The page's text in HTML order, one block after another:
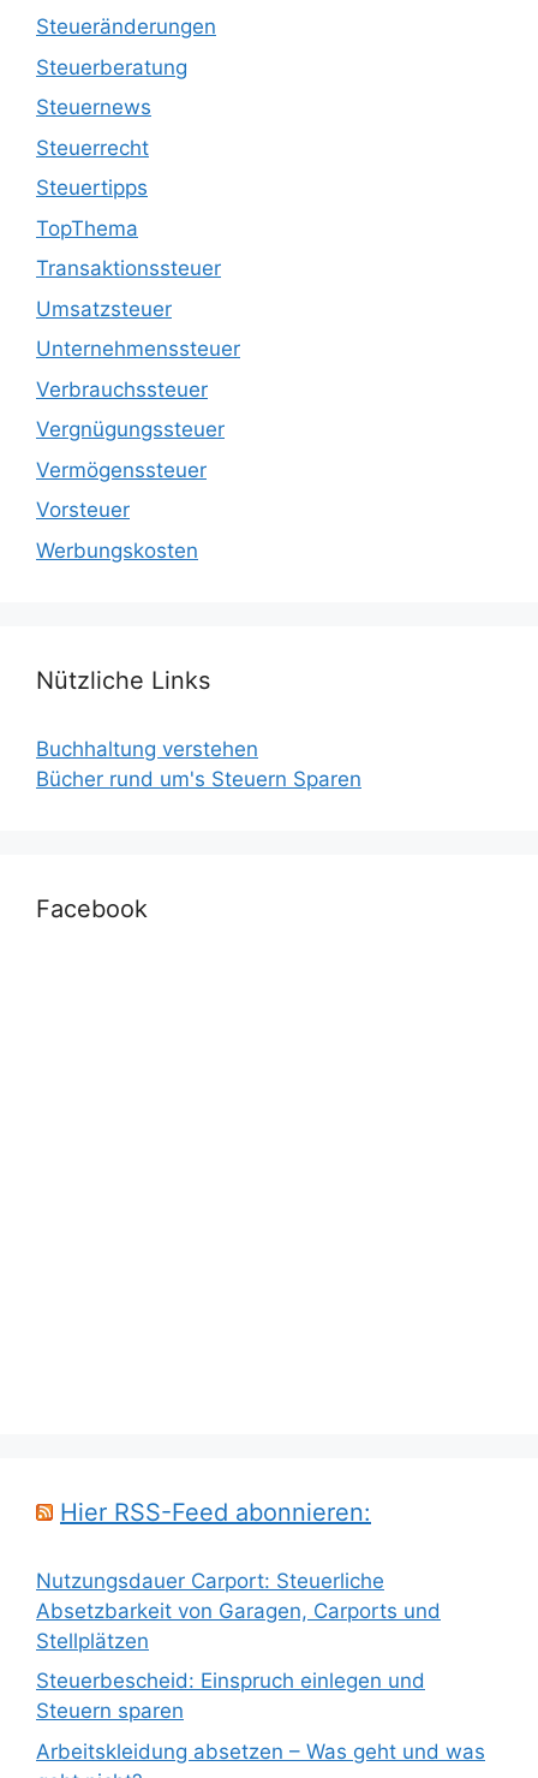
Steueränderungen
Steuerberatung
Steuernews
Steuerrecht
Steuertipps
TopThema
Transaktionssteuer
Umsatzsteuer
Unternehmenssteuer
Verbrauchssteuer
Vergnügungssteuer
Vermögenssteuer
Vorsteuer
Werbungskosten
Nützliche Links
Buchhaltung verstehen
Bücher rund um's Steuern Sparen
Facebook
Hier RSS-Feed abonnieren:
Nutzungsdauer Carport: Steuerliche
Absetzbarkeit von Garagen, Carports und
Stellplätzen
Steuerbescheid: Einspruch einlegen und
Steuern sparen
Arbeitskleidung absetzen – Was geht und was